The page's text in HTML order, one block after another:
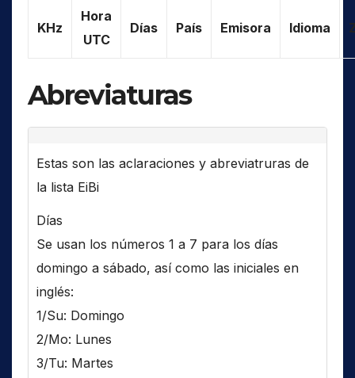
KHz
Hora
UTC
Días País Emisora Idioma
Abreviaturas
Estas son las aclaraciones y abreviatruras de
la lista EiBi
Días
Se usan los números 1 a 7 para los días
domingo a sábado, así como las iniciales en
inglés:
1/Su: Domingo
2/Mo: Lunes
3/Tu: Martes